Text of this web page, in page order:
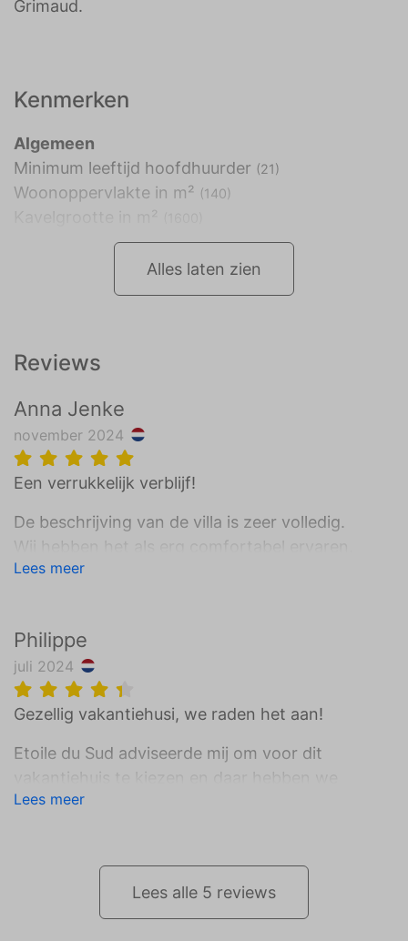
Grimaud.
Kenmerken
Algemeen
Minimum leeftijd hoofdhuurder (21)
Woonoppervlakte in m² (140)
Alles laten zien
Reviews
Anna Jenke
november 2024
Een verrukkelijk verblijf!
De beschrijving van de villa is zeer volledig.
Wij hebben het als erg comfortabel ervaren.
De villa is sfeervol verlicht en ingericht. En
gevoeld.
Minpunten: Iets ruimer aanbod van de
handdoeken.
Lees meer
Philippe
juli 2024
Gezellig vakantiehusi, we raden het aan!
Etoile du Sud adviseerde mij om voor dit
vakantiehuis te kiezen en daar hebben we
geen spijt van gekregen. Schoon, opgeruimd
Lees meer
Lees alle 5 reviews